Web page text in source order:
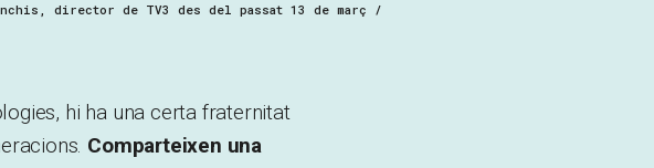
director de TV3 des del passat 13 de març /
hi ha una certa fraternitat
Comparteixen una